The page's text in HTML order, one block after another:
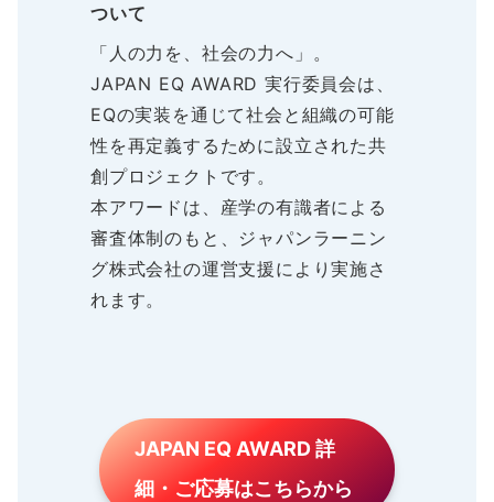
ついて
「人の力を、社会の力へ」。
JAPAN EQ AWARD 実行委員会は、
EQの実装を通じて社会と組織の可能
性を再定義するために設立された共
創プロジェクトです。
本アワードは、産学の有識者による
審査体制のもと、ジャパンラーニン
グ株式会社の運営支援により実施さ
れます。
JAPAN EQ AWARD 詳
細・ご応募はこちらから